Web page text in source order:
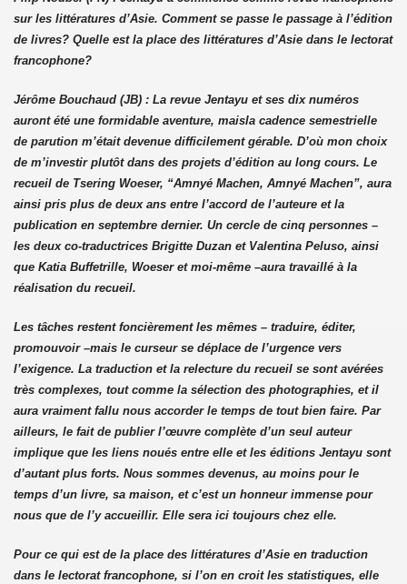
sur les littératures d’Asie. Comment se passe le passage à l’édition
de livres? Quelle est la place des littératures d’Asie dans le lectorat
francophone?
Jérôme Bouchaud (JB) : La revue Jentayu et ses dix numéros
auront été une formidable aventure, maisla cadence semestrielle
de parution m’était devenue difficilement gérable. D’où mon choix
de m’investir plutôt dans des projets d’édition au long cours. Le
recueil de Tsering Woeser, “Amnyé Machen, Amnyé Machen”, aura
ainsi pris plus de deux ans entre l’accord de l’auteure et la
publication en septembre dernier. Un cercle de cinq personnes –
les deux co-traductrices Brigitte Duzan et Valentina Peluso, ainsi
que Katia Buffetrille, Woeser et moi-même –aura travaillé à la
réalisation du recueil.
Les tâches restent foncièrement les mêmes – traduire, éditer,
promouvoir –mais le curseur se déplace de l’urgence vers
l’exigence. La traduction et la relecture du recueil se sont avérées
très complexes, tout comme la sélection des photographies, et il
aura vraiment fallu nous accorder le temps de tout bien faire. Par
ailleurs, le fait de publier l’œuvre complète d’un seul auteur
implique que les liens noués entre elle et les éditions Jentayu sont
d’autant plus forts. Nous sommes devenus, au moins pour le
temps d’un livre, sa maison, et c’est un honneur immense pour
nous que de l’y accueillir. Elle sera ici toujours chez elle.
Pour ce qui est de la place des littératures d’Asie en traduction
dans le lectorat francophone, si l’on en croit les statistiques, elle